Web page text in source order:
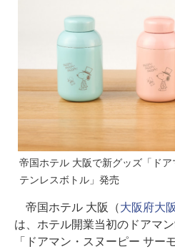
帝国ホテル 大阪で新グッズ「ド
テンレスボトル」発売
帝国ホテル 大阪（大阪府大
は、ホテル開業当初のドアマ
「ドアマン・スヌーピー サー